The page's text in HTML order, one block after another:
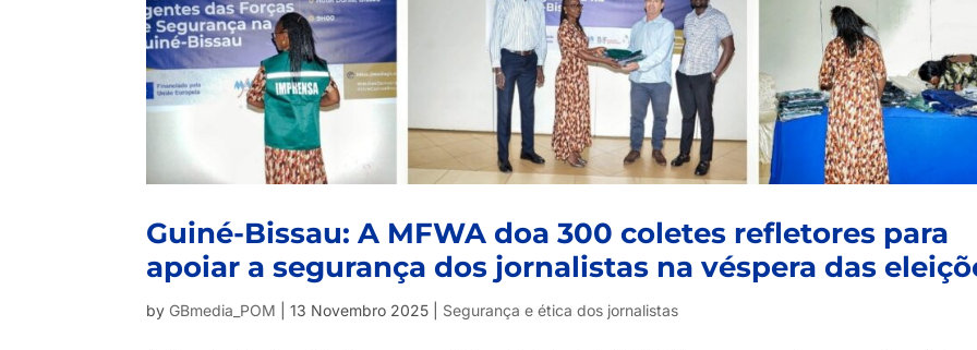
Guiné-Bissau: A MFWA doa 300 coletes refletores para
apoiar a segurança dos jornalistas na véspera das
by GBmedia_POM |13 Novembro 2025 Segurança e ética dos jornalistas